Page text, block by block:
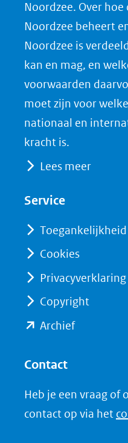
F
a
c
e
b
o
o
in
(verwijst
een
andere
website)
L
i
n
k
e
d
I
andere
X
in
Noordzee. Over
Noordzee beheert
Noordzee is
kan en mag, en
voorwaarden
moet zijn voor
nationaal en
kracht is.
Lees meer
Service
Toegankelijkheid
Cookies
Privacyverklaring
Copyright
Archief(opent
(verwijst
naar
Contact
Heb je een vraag of
contact op via het